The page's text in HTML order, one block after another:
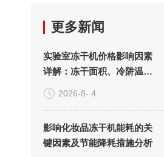
更多新闻
实验室冻干机价格影响因素
详解：冻干面积、冷阱温度
与真空系统的成本构成
2026-8- 4
影响化妆品冻干机能耗的关
键因素及节能降耗措施分析